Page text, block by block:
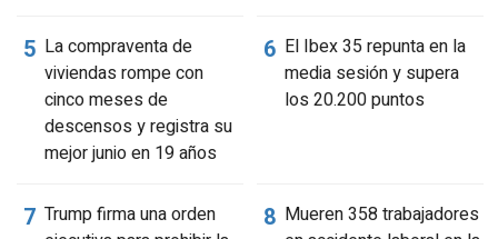
La compraventa de
viviendas rompe con
cinco meses de
descensos y registra su
mejor junio en 19 años
El Ibex 35 repunta en la
media sesión y supera
los 20.200 puntos
Trump firma una orden
Mueren 358 trabajadores